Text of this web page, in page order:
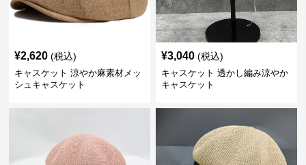
¥2,620 (税込)
キャスケット 涼やか麻素材メッ
シュキャスケット
¥3,040 (税込)
キャスケット 透かし編み涼やか
キャスケット